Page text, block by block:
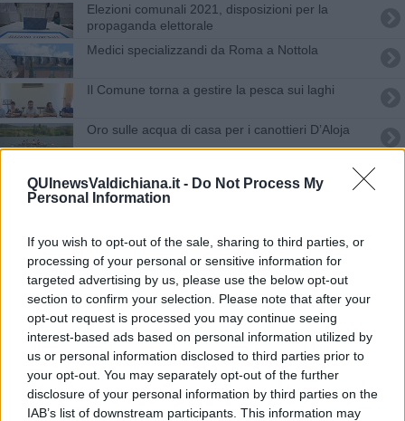
QUInewsValdichiana.it - Do Not Process My
Personal Information
If you wish to opt-out of the sale, sharing to third parties, or
processing of your personal or sensitive information for
targeted advertising by us, please use the below opt-out
section to confirm your selection. Please note that after your
opt-out request is processed you may continue seeing
interest-based ads based on personal information utilized by
us or personal information disclosed to third parties prior to
your opt-out. You may separately opt-out of the further
disclosure of your personal information by third parties on the
IAB’s list of downstream participants. This information may
Elezioni comunali 2021, disposizioni per la
propaganda elettorale
Medici specializzandi da Roma a Nottola
Il Comune torna a gestire la pesca sui laghi
Oro sulle acqua di casa per i canottieri D’Aloja
Bocce, il Cortona rileva il titolo e gioca in A2
Musei aperti per le feste, in molti l'ingresso è
gratuito
Territorio flagellato da Golia
Un luglio da incorniciare per la Tc Sinalunga
Monica Calamai alla guida della rete ospedaliera